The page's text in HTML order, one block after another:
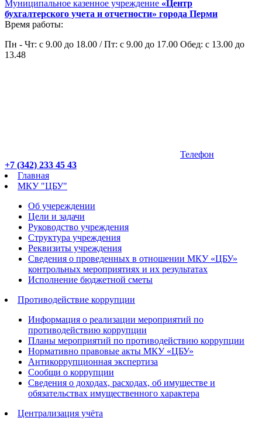
Муниципальное казенное учреждение «Центр
бухгалтерского учета и отчетности» города Перми
Время работы:
Пн - Чт: с 9.00 до 18.00 / Пт: с 9.00 до 17.00 Обед: с 13.00 до
13.48
Телефон
+7 (342) 233 45 43
Главная
МКУ "ЦБУ"
Об учереждении
Цели и задачи
Руководство учреждения
Структура учреждения
Реквизиты учреждения
Сведения о проведенных в отношении МКУ «ЦБУ»
контрольных мероприятиях и их результатах
Исполнение бюджетной сметы
Противодействие коррупции
Информация о реализации мероприятий по
противодействию коррупции
Планы мероприятий по противодействию коррупции
Нормативно правовые акты МКУ «ЦБУ»
Антикоррупционная экспертиза
Сообщи о коррупции
Сведения о доходах, расходах, об имуществе и
обязательствах имущественного характера
Централизация учёта